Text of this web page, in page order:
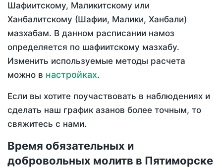
Шафиитскому, Маликитскому или
Ханбалитскому (Шафии, Малики, Ханбали)
мазхабам. В данном расписании намоз
определяется по шафиитскому мазхабу.
Изменить используемые методы расчета
можно в настройках.
Если вы хотите поучаствовать в наблюдениях и
сделать наш график азанов более точным, то
свяжитесь с нами.
Время обязательных и
добровольных молитв в Пятиморске